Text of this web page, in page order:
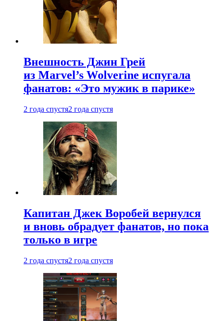
Внешность Джин Грей
из Marvel’s Wolverine испугала
фанатов: «Это мужик в парике»
2 года спустя2 года спустя
Капитан Джек Воробей вернулся
и вновь обрадует фанатов, но пока
только в игре
2 года спустя2 года спустя